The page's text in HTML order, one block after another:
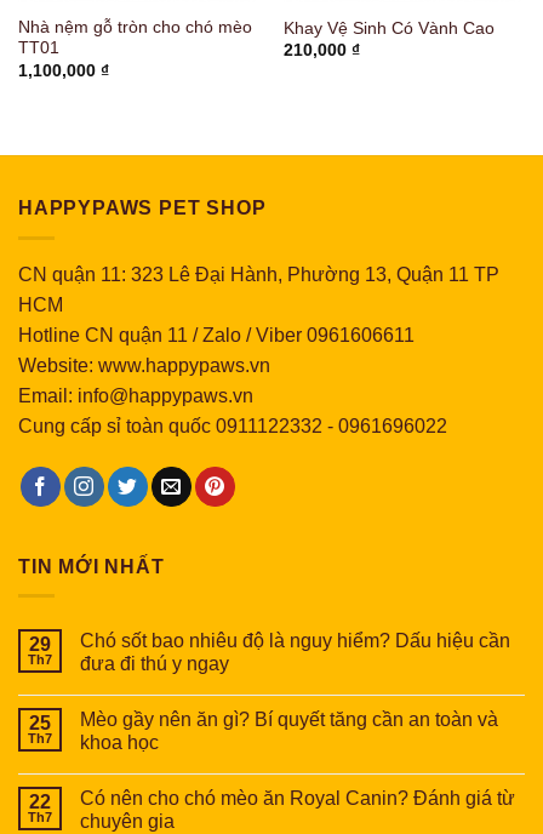
Nhà nệm gỗ tròn cho chó mèo
TT01
1,100,000 ₫
Khay Vệ Sinh Có Vành Cao
210,000 ₫
HAPPYPAWS PET SHOP
CN quận 11: 323 Lê Đại Hành, Phường 13, Quận 11 TP
HCM
Hotline CN quận 11 / Zalo / Viber 0961606611
Website: www.happypaws.vn
Email: info@happypaws.vn
Cung cấp sỉ toàn quốc 0911122332 - 0961696022
TIN MỚI NHẤT
29
Th7
Chó sốt bao nhiêu độ là nguy hiểm? Dấu hiệu cần
đưa đi thú y ngay
25
Th7
Mèo gầy nên ăn gì? Bí quyết tăng cần an toàn và
khoa học
22
Th7
Có nên cho chó mèo ăn Royal Canin? Đánh giá từ
chuyên gia